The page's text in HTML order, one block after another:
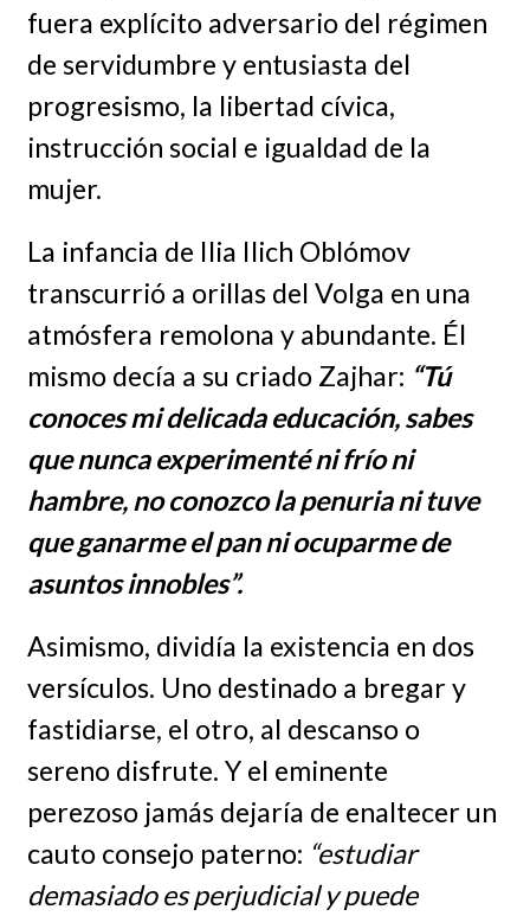
fuera explícito adversario del régimen
de servidumbre y entusiasta del
progresismo, la libertad cívica,
instrucción social e igualdad de la
mujer.
La infancia de Ilia Ilich Oblómov
transcurrió a orillas del Volga en una
atmósfera remolona y abundante. Él
mismo decía a su criado Zajhar: “Tú
conoces mi delicada educación, sabes
que nunca experimenté ni frío ni
hambre, no conozco la penuria ni tuve
que ganarme el pan ni ocuparme de
asuntos innobles”.
Asimismo, dividía la existencia en dos
versículos. Uno destinado a bregar y
fastidiarse, el otro, al descanso o
sereno disfrute. Y el eminente
perezoso jamás dejaría de enaltecer un
cauto consejo paterno: “estudiar
demasiado es perjudicial y puede